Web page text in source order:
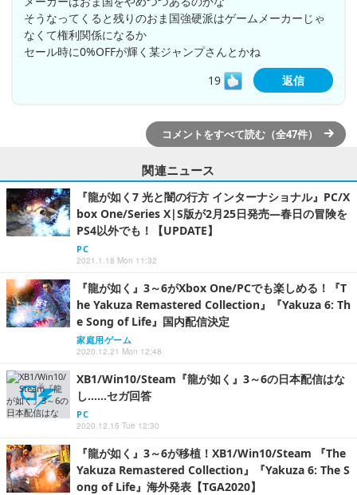
そうなってくると残りのおま国強硬派はゲームメーカーじゃ
なくて権利関係になるか
セール時に0%OFFが輝く某ジャンプさんとかね
19
返信
コメントをすべて読む（全47件）
関連ニュース
『龍が如く7 光と闇の行方 インターナショナル』PC/X
box One/Series X|S版が2月25日発売―春日の冒険を
PS4以外でも！【UPDATE】
PC
2021.1.18 Mon 11:32
『龍が如く』3～6がXbox One/PCでも楽しめる！『T
he Yakuza Remastered Collection』『Yakuza 6: Th
e Song of Life』国内配信決定
家庭用ゲーム
2020.12.21 Mon 12:48
XB1/Win10/Steam『龍が如く』3～6の日本配信はな
し……セガ回答
PC
2020.12.15 Tue 12:30
『龍が如く』3～6が移植！XB1/Win10/Steam 『The
Yakuza Remastered Collection』『Yakuza 6: The S
ong of Life』海外発表【TGA2020】